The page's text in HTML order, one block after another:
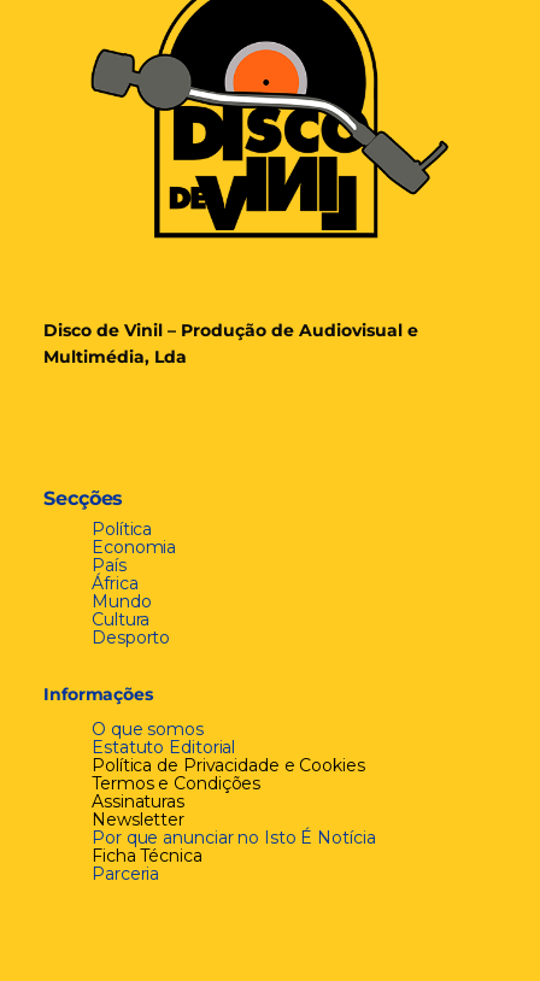
Disco de Vinil – Produção de Audiovisual e
Multimédia, Lda
Secções
Política
Economia
País
África
Mundo
Cultura
Desporto
Informações
O que somos
Estatuto Editorial
Política de Privacidade e Cookies
Termos e Condições
Assinaturas
Newsletter
Por que anunciar no Isto É Notícia
Ficha Técnica
Parceria